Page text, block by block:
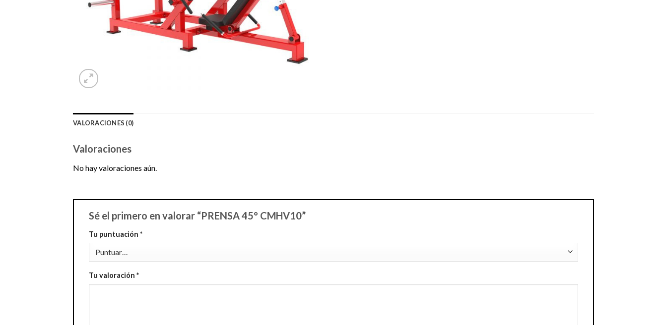
VALORACIONES (0)
Valoraciones
No hay valoraciones aún.
Sé el primero en valorar “PRENSA 45° CMHV10”
Tu puntuación *
Tu valoración *